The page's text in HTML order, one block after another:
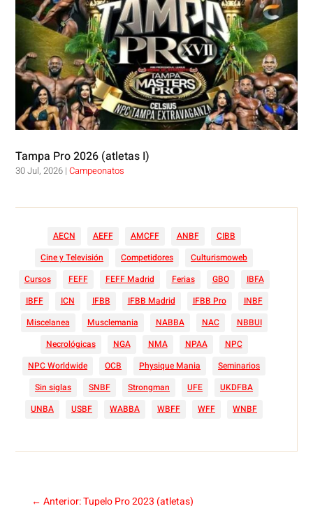
Tampa Pro 2026 (atletas I)
30 Jul, 2026 |Campeonatos
AECN AEFF AMCFF ANBF
CIBB
Cine y Televisión
Competidores
Culturismoweb
Cursos
FEFF FEFF Madrid Ferias GBO
IBFA
IBFF
ICN IFBB IFBB Madrid IFBB Pro
INBF
Miscelanea
Musclemania NABBA NAC
NBBUI
Necrológicas
NGA NMA NPAA
NPC
NPC Worldwide
OCB Physique Mania
Seminarios
Sin siglas
SNBF Strongman UFE
UKDFBA
UNBA
USBF WABBA WBFF WFF WNBF
← Anterior: Tupelo Pro 2023 (atletas)